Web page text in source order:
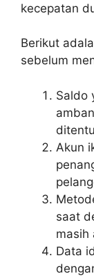
kecepatan
Berikut
sebelum
Saldo
Akun
saat
masih
Data